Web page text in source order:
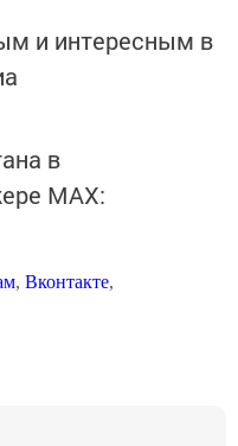
и интересным в
в
MАХ:
, Вконтакте,